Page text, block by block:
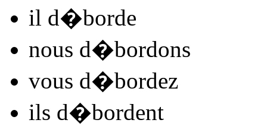
il d�borde
nous d�bordons
vous d�bordez
ils d�bordent